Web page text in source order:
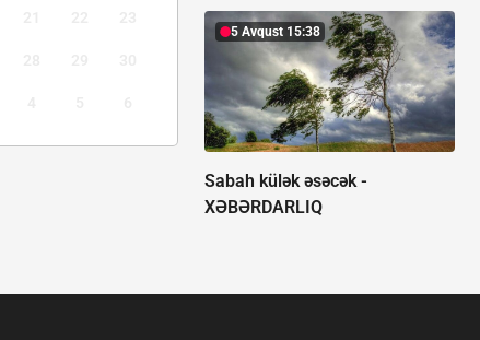
5 Avqust 15:38
Sabah külək əsəcək -
XƏBƏRDARLIQ